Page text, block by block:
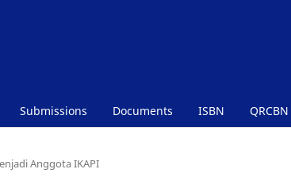
Submissions Documents ISBN QRCBN
Anggota IKAPI